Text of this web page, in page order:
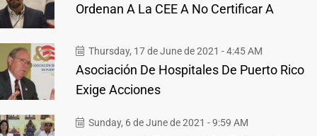
Ordenan A La CEE A No Certificar A
Thursday, 17 de June de 2021 - 4:45 AM
Asociación De Hospitales De Puerto Rico
Exige Acciones
Sunday, 6 de June de 2021 - 9:59 AM